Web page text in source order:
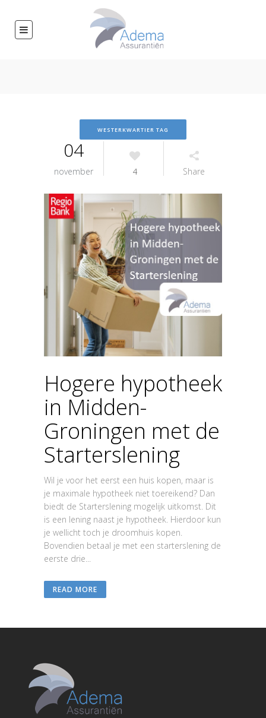
WESTERKWARTIER TAG
04
november 4 Share
Hogere hypotheek
in Midden-
Groningen met de
Starterslening
Wil je voor het eerst een huis kopen, maar is
je maximale hypotheek niet toereikend? Dan
biedt de Starterslening mogelijk uitkomst. Dit
is een lening naast je hypotheek. Hierdoor kun
je wellicht toch je droomhuis kopen.
Bovendien betaal je met een starterslening de
eerste drie...
READ MORE